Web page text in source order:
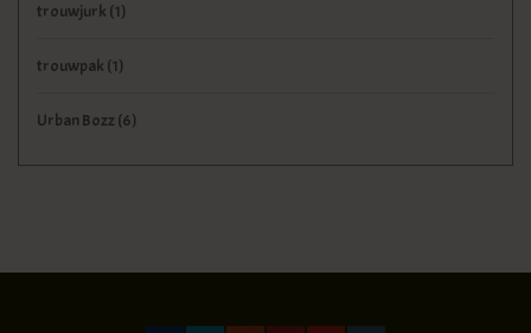
trouwjurk (1)
trouwpak (1)
Urban Bozz (6)